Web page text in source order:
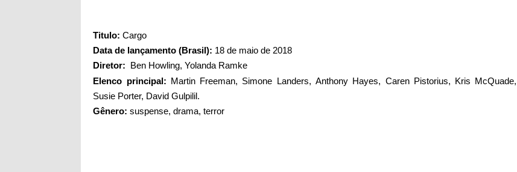
Titulo: Cargo
Data de lançamento (Brasil): 18 de maio de 2018
Diretor: Ben Howling,Yolanda Ramke
Elenco principal: Martin Freeman, Simone Landers, Anthony Hayes, Caren Pistorius, Kris McQuade,
Susie Porter, David Gulpilil.
Gênero: suspense, drama, terror